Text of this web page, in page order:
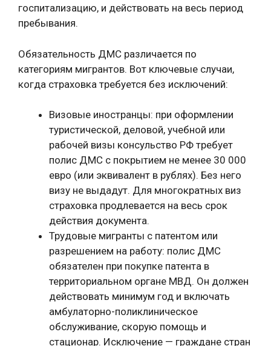
госпитализацию, и действовать на весь период
пребывания.
Обязательность ДМС различается по
категориям мигрантов. Вот ключевые случаи,
когда страховка требуется без исключений:
Визовые иностранцы: при оформлении
туристической, деловой, учебной или
рабочей визы консульство РФ требует
полис ДМС с покрытием не менее 30 000
евро (или эквивалент в рублях). Без него
визу не выдадут. Для многократных виз
страховка продлевается на весь срок
действия документа.
Трудовые мигранты с патентом или
разрешением на работу: полис ДМС
обязателен при покупке патента в
территориальном органе МВД. Он должен
действовать минимум год и включать
амбулаторно-поликлиническое
обслуживание, скорую помощь и
стационар. Исключение — граждане стран